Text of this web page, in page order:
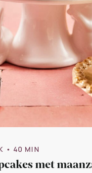
• 40 MIN
met